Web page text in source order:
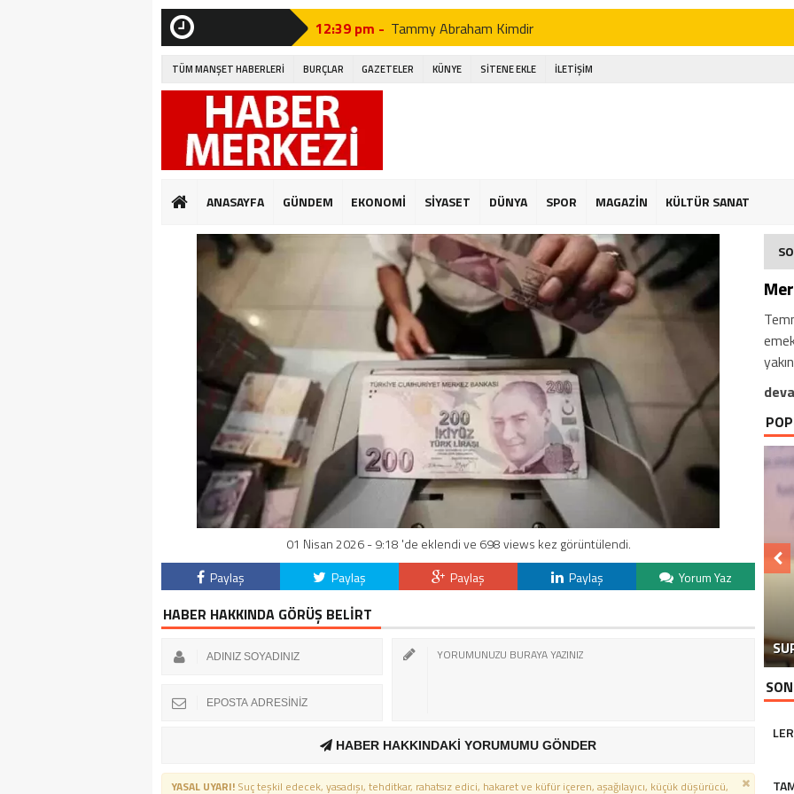
12:39 pm - Tammy Abraham Kimdir
12:27 pm - Jhon Duran Kimdir
12:46 pm -
12:19 pm -
12:09 pm -
12:41 pm - Güneş Kremi Tercihi
12:32 pm - Kene Yapışırsa Ne Yapmalıyım
12:04 pm - En Ucuz Tatil
TÜM MANŞET HABERLERİ BURÇLAR GAZETELER KÜNYE SİTENE EKLE İLETİŞİM
ANASAYFA GÜNDEM EKONOMİ SİYASET DÜNYA SPOR MAGAZİN KÜLTÜR SANAT
01 Nisan 2026 - 9:18 'de eklendi ve 698 views kez görüntülendi.
Paylaş
Paylaş Paylaş Paylaş Yorum Yaz
HABER HAKKINDA GÖRÜŞ BELİRT
HABER HAKKINDAKİ YORUMUMU GÖNDER
YASAL UYARI! Suç teşkil edecek, yasadışı, tehditkar, rahatsız edici, hakaret ve küfür içeren, aşağılayıcı, küçük düşürücü,